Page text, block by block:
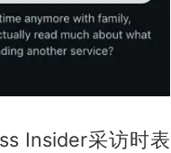
Insider采访时表